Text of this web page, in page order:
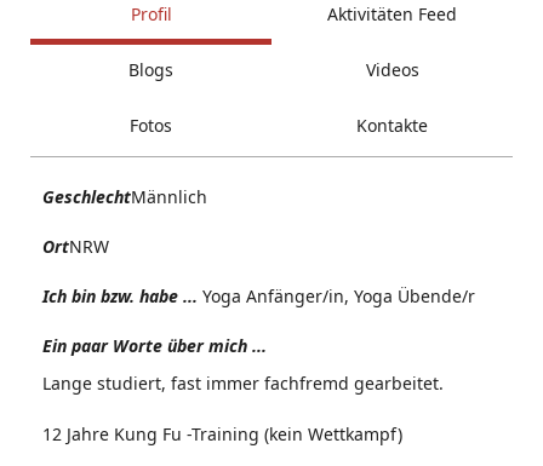
Profil Aktivitäten Feed
Blogs Videos
Fotos Kontakte
GeschlechtMännlich
OrtNRW
Ich bin bzw. habe ... Yoga Anfänger/in, Yoga Übende/r
Ein paar Worte über mich ...
Lange studiert, fast immer fachfremd gearbeitet.
12 Jahre Kung Fu -Training (kein Wettkampf)